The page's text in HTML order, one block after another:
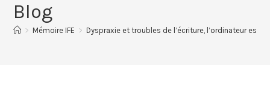
Blog
> Mémoire IFE > Dyspraxie et troubles de l’écriture, l’ordinateur est-